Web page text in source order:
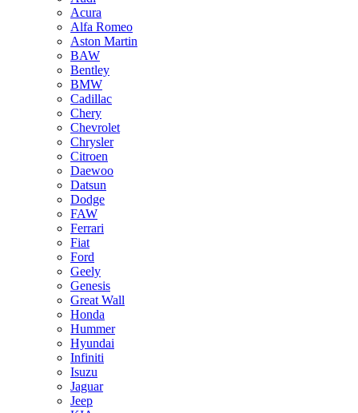
Acura
Alfa Romeo
Aston Martin
BAW
Bentley
BMW
Cadillac
Chery
Chevrolet
Chrysler
Citroen
Daewoo
Datsun
Dodge
FAW
Ferrari
Fiat
Ford
Geely
Genesis
Great Wall
Honda
Hummer
Hyundai
Infiniti
Isuzu
Jaguar
Jeep